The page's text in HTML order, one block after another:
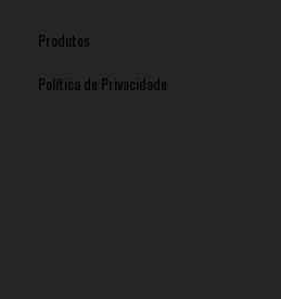
Produtos
Política de Privacidade